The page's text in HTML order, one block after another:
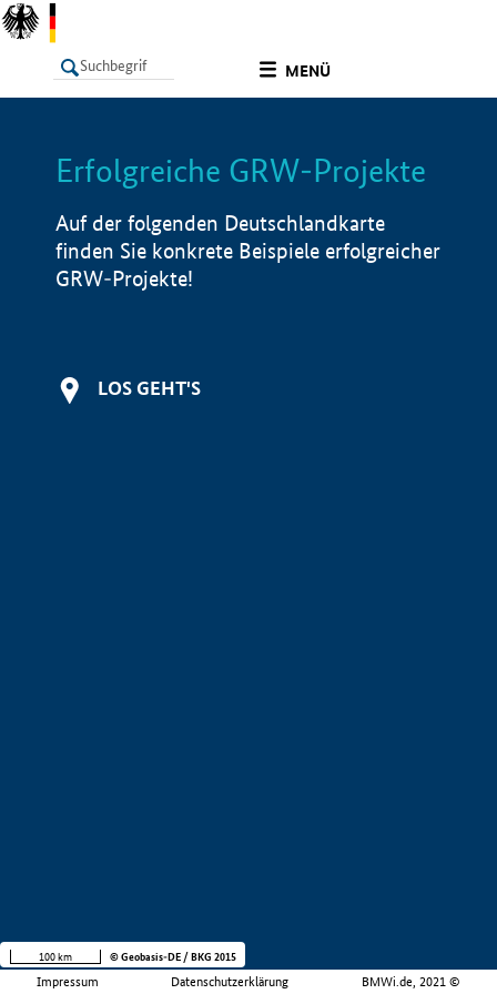
MENÜ
LISTE Info
Erfolgreiche GRW-Projekte
Auf der folgenden Deutschlandkarte
finden Sie konkrete Beispiele erfolgreicher
GRW-Projekte!
LOS GEHT'S
Impressum Datenschutzerklärung BMWi.de, 2021 ©
100 km © Geobasis-DE / BKG 2015